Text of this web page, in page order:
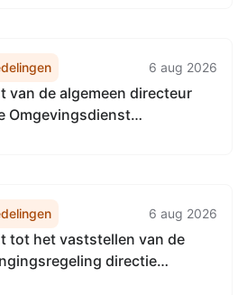
het vaststellen van de
directie
&
Omgevingsdienst...
6 aug 2026
van de algemeen directeur
Omgevingsdienst
Omgevingsdienst
6 aug 2026
tot het vaststellen van de
directie